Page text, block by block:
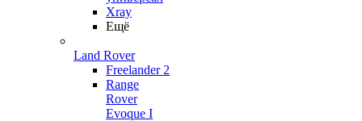
Xray
Ещё
Land Rover
Freelander 2
Range
Rover
Evoque I